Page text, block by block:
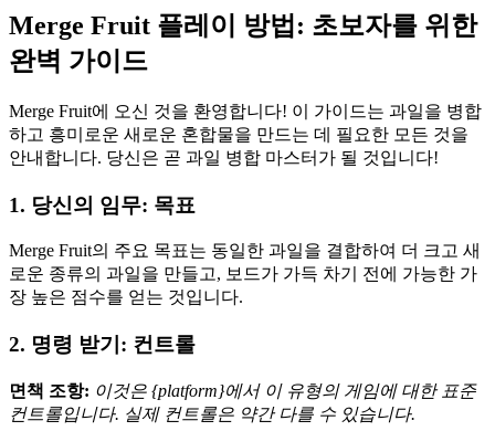
Merge Fruit 플레이 방법: 초보자를 위한
완벽 가이드
Merge Fruit에 오신 것을 환영합니다! 이 가이드는 과일을 병합
하고 흥미로운 새로운 혼합물을 만드는 데 필요한 모든 것을
안내합니다. 당신은 곧 과일 병합 마스터가 될 것입니다!
1. 당신의 임무: 목표
Merge Fruit의 주요 목표는 동일한 과일을 결합하여 더 크고 새
로운 종류의 과일을 만들고, 보드가 가득 차기 전에 가능한 가
장 높은 점수를 얻는 것입니다.
2. 명령 받기: 컨트롤
면책 조항: 이것은 {platform}에서 이 유형의 게임에 대한 표준
컨트롤입니다. 실제 컨트롤은 약간 다를 수 있습니다.